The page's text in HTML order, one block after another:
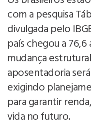
com a pesquisa
divulgada pelo
país chegou a
mudança
aposentadoria
exigindo
para garantir
vida no futuro.